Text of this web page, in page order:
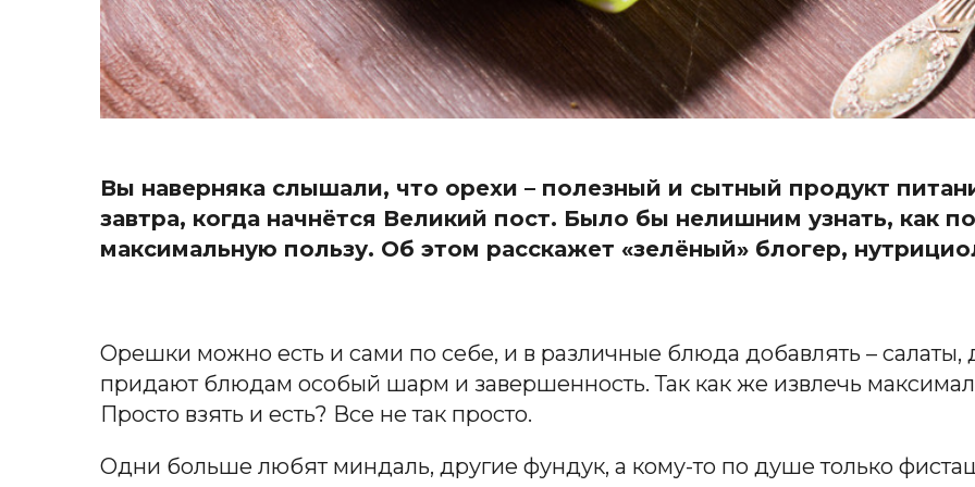
Вы наверняка слышали, что орехи – полезный и сытный продукт
завтра, когда начнётся Великий пост. Было бы нелишним узнать, как
максимальную пользу. Об этом расскажет «зелёный» блогер,
Орешки можно есть и сами по себе, и в различные блюда добавлять – салаты,
придают блюдам особый шарм и завершенность. Так как же извлечь
Просто взять и есть? Все не так просто.
Одни больше любят миндаль, другие фундук, а кому-то по душе только